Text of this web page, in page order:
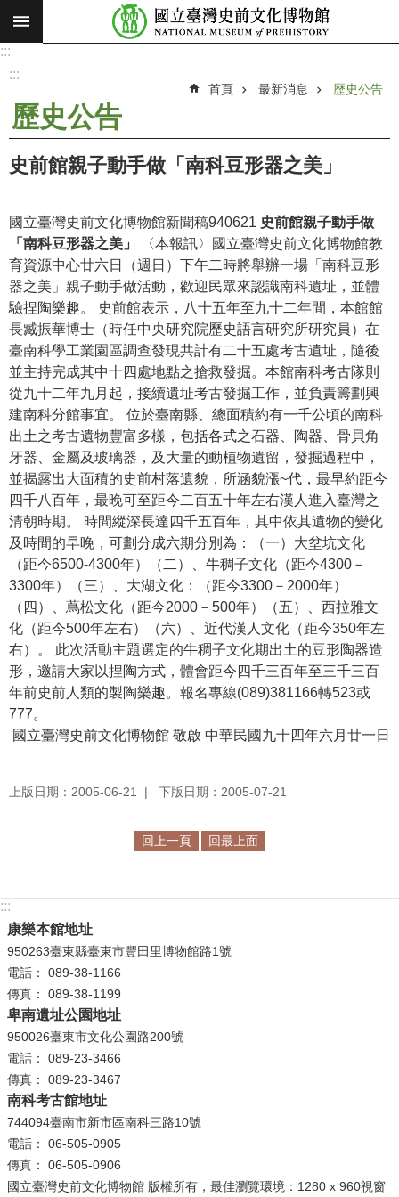
跳到主要內容區塊
搜
願
使
最
新
消
息
參
觀
展
覽
學
習
探
索
認
識
我
便
民
服
務
性
平
措
施
服
務
服
信
箱
網
站
導
覽
:::
:::
首頁 最新消息 歷史公告
歷史公告
史前館親子動手做「南科豆形器之美」
國立臺灣史前文化博物館新聞稿940621 史前館親子動手做
「南科豆形器之美」
〈本報訊〉國立臺灣史前文化博物館教
育資源中心廿六日（週日）下午二時將舉辦一場「南科豆形
器之美」親子動手做活動，歡迎民眾來認識南科遺址，並體
驗捏陶樂趣。 史前館表示，八十五年至九十二年間，本館館
長臧振華博士（時任中央研究院歷史語言研究所研究員）在
臺南科學工業園區調查發現共計有二十五處考古遺址，隨後
並主持完成其中十四處地點之搶救發掘。本館南科考古隊則
從九十二年九月起，接續遺址考古發掘工作，並負責籌劃興
建南科分館事宜。 位於臺南縣、總面積約有一千公頃的南科
出土之考古遺物豐富多樣，包括各式之石器、陶器、骨貝角
牙器、金屬及玻璃器，及大量的動植物遺留，發掘過程中，
並揭露出大面積的史前村落遺貌，所涵貌漲~代，最早約距今
四千八百年，最晚可至距今二百五十年左右漢人進入臺灣之
清朝時期。 時間縱深長達四千五百年，其中依其遺物的變化
及時間的早晚，可劃分成六期分別為：（一）大坌坑文化
（距今6500-4300年）（二）、牛稠子文化（距今4300－
3300年）（三）、大湖文化：（距今3300－2000年）
（四）、蔦松文化（距今2000－500年）（五）、西拉雅文
化（距今500年左右）（六）、近代漢人文化（距今350年左
右）。 此次活動主題選定的牛稠子文化期出土的豆形陶器造
形，邀請大家以捏陶方式，體會距今四千三百年至三千三百
年前史前人類的製陶樂趣。報名專線(089)381166轉523或
777。
國立臺灣史前文化博物館 敬啟 中華民國九十四年六月廿一日
上版日期：2005-06-21 下版日期：2005-07-21
回上一頁 回最上面
:::
康樂本館地址
950263臺東縣臺東市豐田里博物館路1號
電話： 089-38-1166
傳真： 089-38-1199
卑南遺址公園地址
950026臺東市文化公園路200號
電話： 089-23-3466
傳真： 089-23-3467
南科考古館地址
744094臺南市新市區南科三路10號
電話： 06-505-0905
傳真： 06-505-0906
國立臺灣史前文化博物館 版權所有，最佳瀏覽環境：1280 x 960視窗